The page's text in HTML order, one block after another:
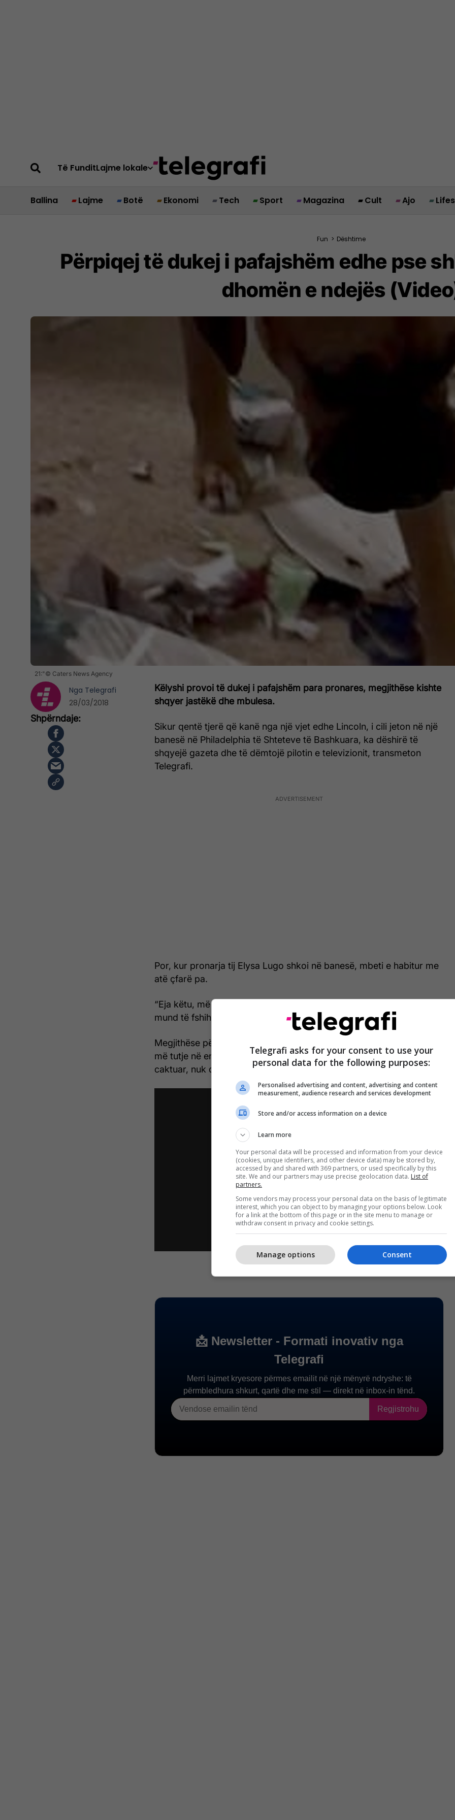
Të FunditLajme lokale
Ballina Lajme Botë Ekonomi Tech Sport Magazina Cult Ajo
Fun > Dështime
Përpiqej të dukej i pafajshëm edhe pse
dhomën e ndejës
21:"© Caters News Agency
Këlyshi provoi të dukej i pafajshëm para pronares, megjithëse kishte
shqyer jastëkë dhe mbulesa.
Sikur qentë tjerë që kanë nga një vjet edhe Lincoln, i cili jeton në një
banesë në Philadelphia të Shteteve të Bashkuara, ka dëshirë të
shqyejë gazeta dhe të dëmtojë pilotin e televizionit, transmeton
Telegrafi.
Por, kur pronarja tij Elysa Lugo shkoi në banesë, mbeti e habitur me
atë çfarë pa.
“Eja këtu, më trego kush i ka bërë këto”, ka thënë Lugo, ndërsa nuk
mund të fshihte buzëqeshjen.
Megjithëse përpiqej të tregohej i pafajshëm, Lincoln shikonte edhe
më tutje në enën me biskota. Të cilat duket se për një kohë të
caktuar, nuk do t’i shijojë. /Telegrafi/
Nga Telegrafi
28/03/2018
Telegrafi asks for your consent to use your
personal data for the following purposes:
Personalised advertising and content, advertising and content
measurement, audience research and services development
Store and/or access information on a device
Learn more
Your personal data will be processed and information from your device
(cookies, unique identifiers, and other device data) may be stored by,
accessed by and shared with 369 partners, or used specifically by this
site. We and our partners may use precise geolocation data. List of
partners.
Some vendors may process your personal data on the basis of legitimate
interest, which you can object to by managing your options below. Look
for a link at the bottom of this page or in the site menu to manage or
withdraw consent in privacy and cookie settings.
Consent
Manage options